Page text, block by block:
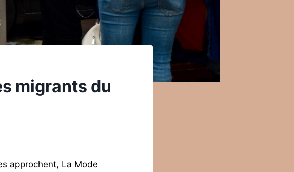
migrants du
approchent, La Mode